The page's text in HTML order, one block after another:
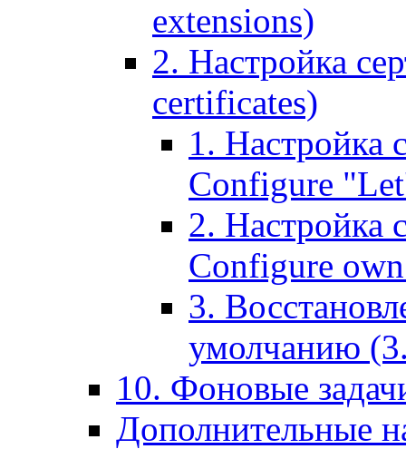
extensions)
2. Настройка
certificates)
1. Настройка
Configure
2. Настройка
Configure
3.
умолчанию
10. Фоновые
Дополнительные